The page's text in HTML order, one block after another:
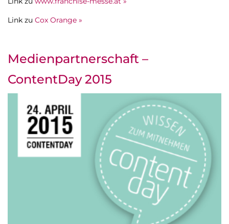
Link zu Cox Orange »
Medienpartnerschaft –
ContentDay 2015